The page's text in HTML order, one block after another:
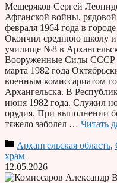
Мещеряков Сергей
Афганской войны,
февраля 1964 года в
Окончил среднюю школу и
училище №8 в
Вооруженные Силы СССР
марта 1982 года
военным комиссариатом
Архангельска. В
июня 1982 года. Служил
орудия. При выполнении
тяжело заболел … Читать
Архангельская область,
храм
12.05.2026